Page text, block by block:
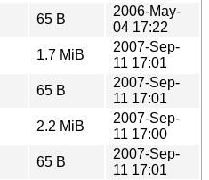
65 B
2006-May-
04 17:22
1.7 MiB
2007-Sep-
11 17:01
65 B
2007-Sep-
11 17:01
2.2 MiB
2007-Sep-
11 17:00
65 B
2007-Sep-
11 17:01